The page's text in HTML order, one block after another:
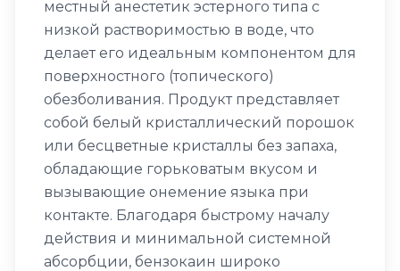
местный анестетик эстерного типа с
низкой растворимостью в воде, что
делает его идеальным компонентом для
поверхностного (топического)
обезболивания. Продукт представляет
собой белый кристаллический порошок
или бесцветные кристаллы без запаха,
обладающие горьковатым вкусом и
вызывающие онемение языка при
контакте. Благодаря быстрому началу
действия и минимальной системной
абсорбции, бензокаин широко